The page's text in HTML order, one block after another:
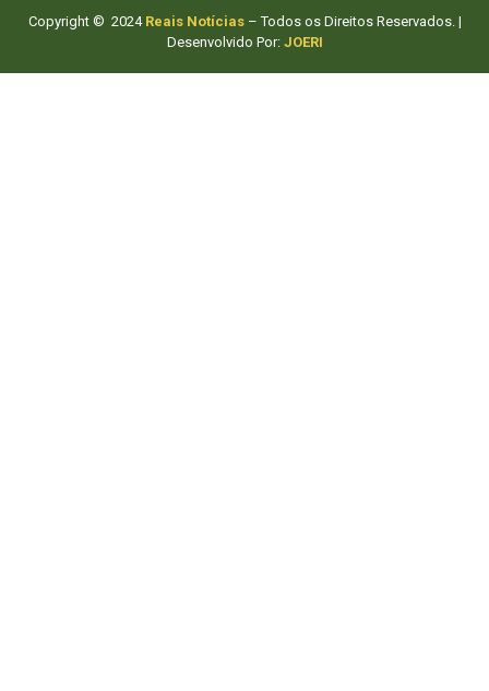
Copyright © 2024 Reais Notícias– Todos os Direitos Reservados. |
Desenvolvido Por: JOERI